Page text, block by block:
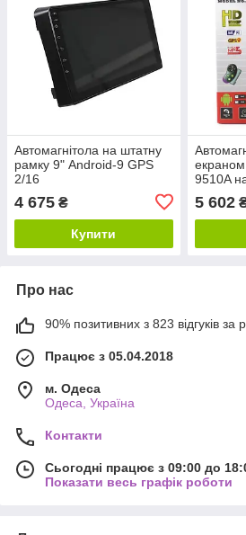
Автомагнітола на штатну
рамку 9" Android-9 GPS
2/16
4 675 ₴
Купити
9510A
5 602
Про нас
90% позитивних з 823 відгуків за
Працює з 05.04.2018
м. Одеса
Одеса, Україна
Контакти
Сьогодні працює з 09:00 до
Показати весь графік роботи